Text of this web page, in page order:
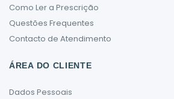
Como Ler a Prescrição
Questões Frequentes
Contacto de Atendimento
ÁREA DO CLIENTE
Dados Pessoais